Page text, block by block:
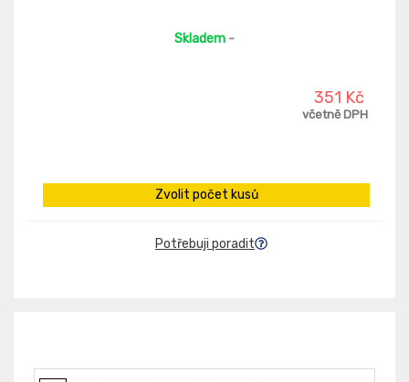
Skladem -
351 Kč
včetně DPH
Zvolit počet kusů
Potřebuji poradit